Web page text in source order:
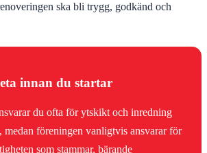
ska bli trygg, godkänd och
innan du startar
du ofta för ytskikt och inredning
medan föreningen vanligtvis ansvarar för
som stammar, bärande